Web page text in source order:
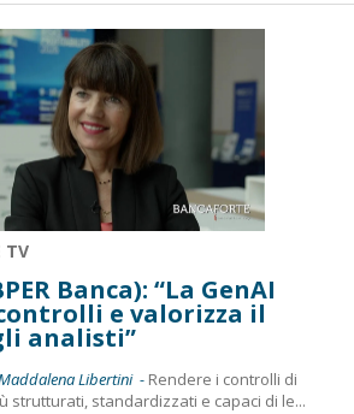
TV
Banca): “La GenAI
e valorizza il
analisti”
Libertini - Rendere i controlli di
strutturati, standardizzati e capaci di le...